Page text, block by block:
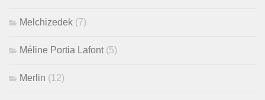
Melchizedek (7)
Méline Portia Lafont (5)
Merlin (12)